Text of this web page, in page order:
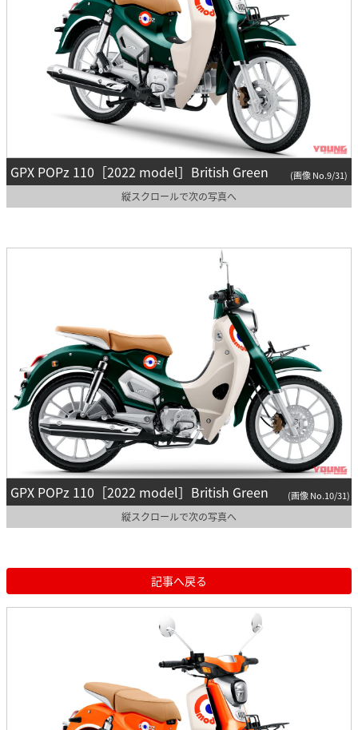
GPX POPz 110［2022 model］British Green (画像 No.9/31)
縦スクロールで次の写真へ
GPX POPz 110［2022 model］British Green (画像 No.10/31)
縦スクロールで次の写真へ
記事へ戻る